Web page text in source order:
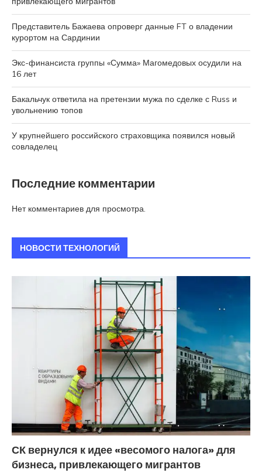
Представитель Бажаева опроверг данные FT о владении
курортом на Сардинии
Экс-финансиста группы «Сумма» Магомедовых осудили на
16 лет
Бакальчук ответила на претензии мужа по сделке с Russ и
увольнению топов
У крупнейшего российского страховщика появился новый
совладелец
Последние комментарии
Нет комментариев для просмотра.
НОВОСТИ ТЕХНОЛОГИЙ
СК вернулся к идее «весомого налога» для
бизнеса, привлекающего мигрантов